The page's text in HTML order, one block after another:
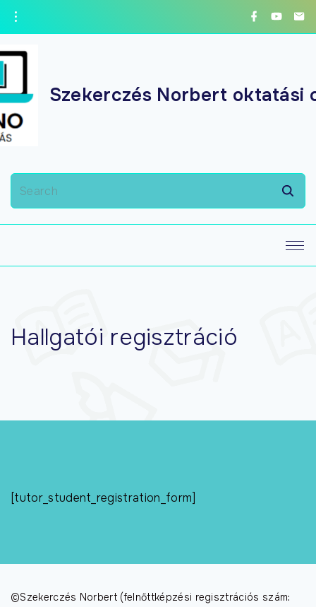
Szekerczés Norbert oktatási
Hallgatói regisztráció
[tutor_student_registration_form]
©Szekerczés Norbert (felnőttképzési regisztrációs szám: